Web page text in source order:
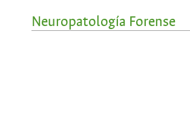
Neuropatología Forense